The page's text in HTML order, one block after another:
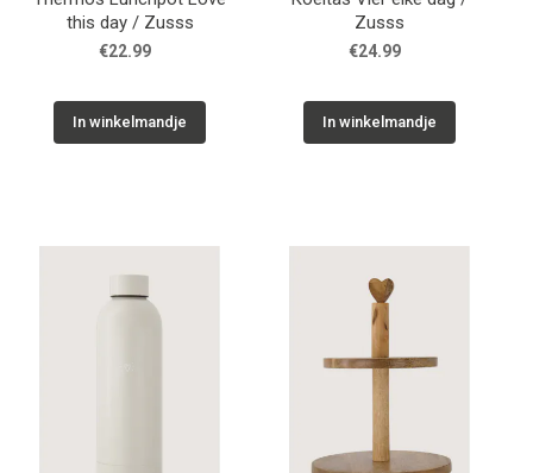
this day / Zusss
€22.99
In winkelmandje
Zusss
€24.99
In winkelmandje